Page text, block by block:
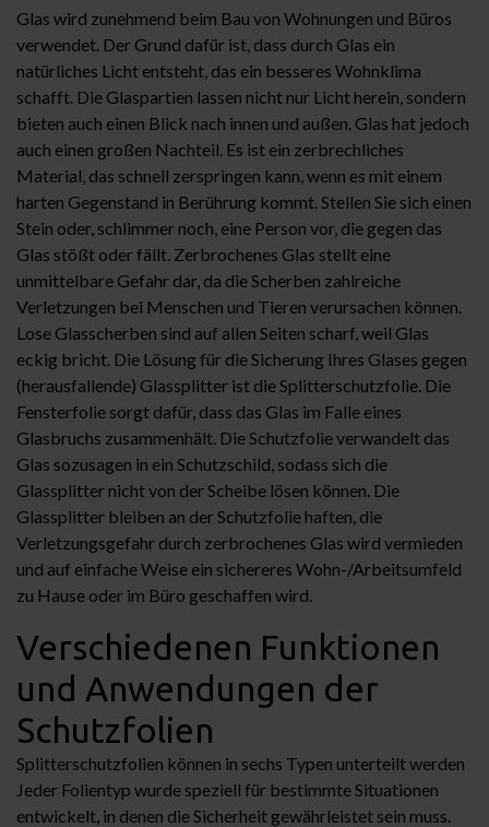
Glas wird zunehmend beim Bau von Wohnungen und Büros
verwendet. Der Grund dafür ist, dass durch Glas ein
natürliches Licht entsteht, das ein besseres Wohnklima
schafft. Die Glaspartien lassen nicht nur Licht herein, sondern
bieten auch einen Blick nach innen und außen. Glas hat jedoch
auch einen großen Nachteil. Es ist ein zerbrechliches
Material, das schnell zerspringen kann, wenn es mit einem
harten Gegenstand in Berührung kommt. Stellen Sie sich einen
Stein oder, schlimmer noch, eine Person vor, die gegen das
Glas stößt oder fällt. Zerbrochenes Glas stellt eine
unmittelbare Gefahr dar, da die Scherben zahlreiche
Verletzungen bei Menschen und Tieren verursachen können.
Lose Glasscherben sind auf allen Seiten scharf, weil Glas
eckig bricht. Die Lösung für die Sicherung Ihres Glases gegen
(herausfallende) Glassplitter ist die Splitterschutzfolie. Die
Fensterfolie sorgt dafür, dass das Glas im Falle eines
Glasbruchs zusammenhält. Die Schutzfolie verwandelt das
Glas sozusagen in ein Schutzschild, sodass sich die
Glassplitter nicht von der Scheibe lösen können. Die
Glassplitter bleiben an der Schutzfolie haften, die
Verletzungsgefahr durch zerbrochenes Glas wird vermieden
und auf einfache Weise ein sichereres Wohn-/Arbeitsumfeld
zu Hause oder im Büro geschaffen wird.
Verschiedenen Funktionen
und Anwendungen der
Schutzfolien
Splitterschutzfolien können in sechs Typen unterteilt werden
Jeder Folientyp wurde speziell für bestimmte Situationen
entwickelt, in denen die Sicherheit gewährleistet sein muss.